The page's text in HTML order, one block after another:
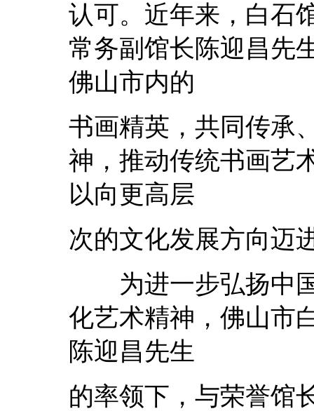
认可。近年来，白石
常务副馆长陈迎昌先
佛山市内的
书画精英，共同传承
神，推动传统书画艺
以向更高层
次的文化发展方向迈
为进一步弘扬中国
化艺术精神，佛山市
陈迎昌先生
的率领下，与荣誉馆